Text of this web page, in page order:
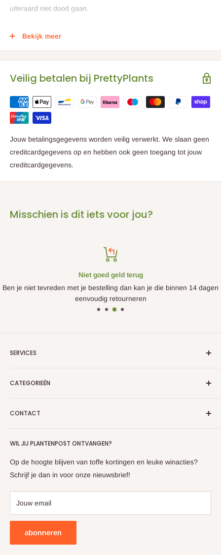
uiteraard niet dood gaan.
nieuw boeketje te halen bij de bloemist. De kunstbloemen van
PrettyPlants voelen zich thuis in ieder leefgebied. Het maakt hen
slaapkamer worden tentoongesteld. Ook hebben de
geen rekening mee te houden. Handig toch?
Tip van ons: ook op kantoor of in jouw winkel zullen de
Let op:Dit kunstboeket wordt geleverdzonder vaas.
Bekijk meer
Veilig betalen bij PrettyPlants
Jouw betalingsgegevens worden veilig verwerkt. We slaan geen
creditcardgegevens op en hebben ook geen toegang tot jouw
creditcardgegevens.
Misschien is dit iets voor jou?
Niet goed geld terug
Ben je niet tevreden met je bestelling dan kan je die binnen 14 dagen
eenvoudig retourneren
SERVICES
Verzenden en Retourneren
Privacy Policy
Betaalmethoden
CATEGORIEËN
Kunstbomen
Kunstplanten wand
Kunsthaag
Kunstbloemen
Sale
CONTACT
info@prettyplants.be
WIL JIJ PLANTENPOST ONTVANGEN?
Op de hoogte blijven van toffe kortingen en leuke winacties?
Schrijf je dan in voor onze nieuwsbrief!
Jouw email
abonneren